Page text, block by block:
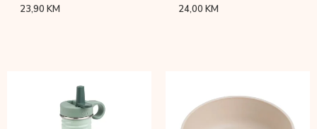
23,90KM 24,00KM